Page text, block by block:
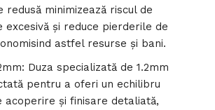
redusă minimizează riscul de
excesivă și reduce pierderile de
astfel resurse și bani.
Duza specializată de 1.2mm
pentru a oferi un echilibru
acoperire și finisare detaliată,